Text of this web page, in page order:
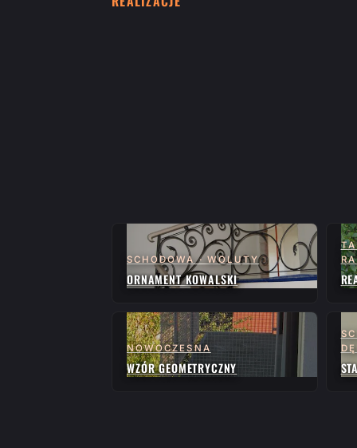
SCHODOWA · WOLUTY
ORNAMENT KOWALSKI
NOWOCZESNA
WZÓR GEOMETRYCZNY